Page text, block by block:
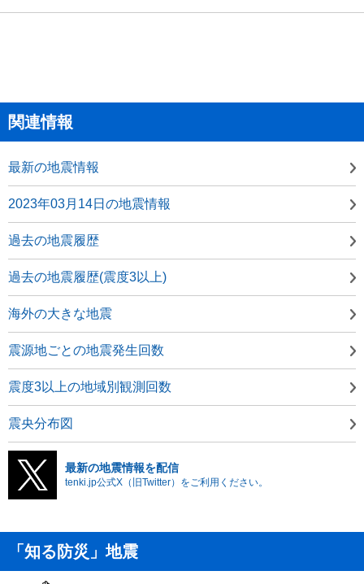
関連情報
最新の地震情報
2023年03月14日の地震情報
過去の地震履歴
過去の地震履歴(震度3以上)
海外の大きな地震
震源地ごとの地震発生回数
震度3以上の地域別観測回数
震央分布図
最新の地震情報を配信
tenki.jp公式X（旧Twitter）をご利用ください。
「知る防災」地震